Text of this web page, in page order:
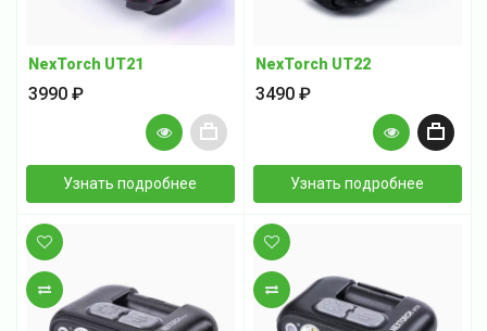
NexTorch UT21
3990 ₽
Узнать подробнее
NexTorch UT22
3490 ₽
Узнать подробнее
В сравнение В сравнение